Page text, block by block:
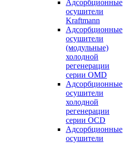
Адсорбционные
осушители
Kraftmann
Адсорбционные
осушители
(модульные)
холодной
регенерации
серии OMD
Адсорбционные
осушители
холодной
регенерации
серии OCD
Адсорбционные
осушители